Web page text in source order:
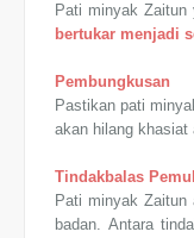
Pati minyak
bertukar menjadi
Pembungkusan
Pastikan pati
akan hilang khasiat
Tindakbalas
Pati minyak Zaitun
badan. Antara